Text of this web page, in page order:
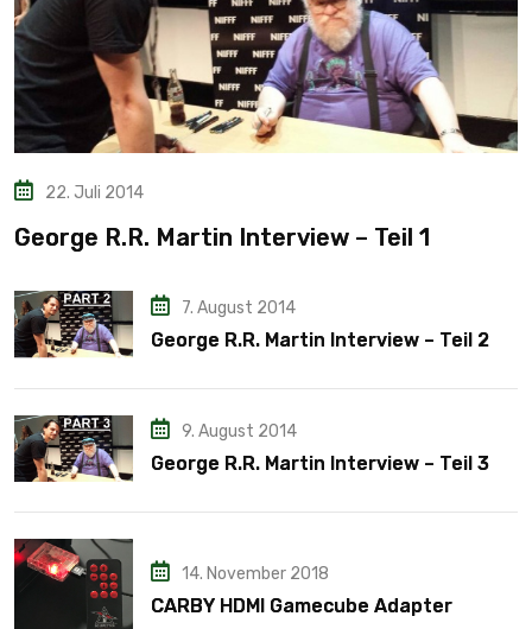
22. Juli 2014
George R.R. Martin Interview – Teil 1
7. August 2014
George R.R. Martin Interview – Teil 2
9. August 2014
George R.R. Martin Interview – Teil 3
14. November 2018
CARBY HDMI Gamecube Adapter